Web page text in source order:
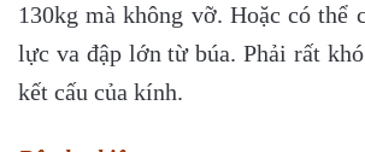
130kg mà không vỡ. Hoặc có thể
lực va đập lớn từ búa. Phải rất
kết cấu của kính.